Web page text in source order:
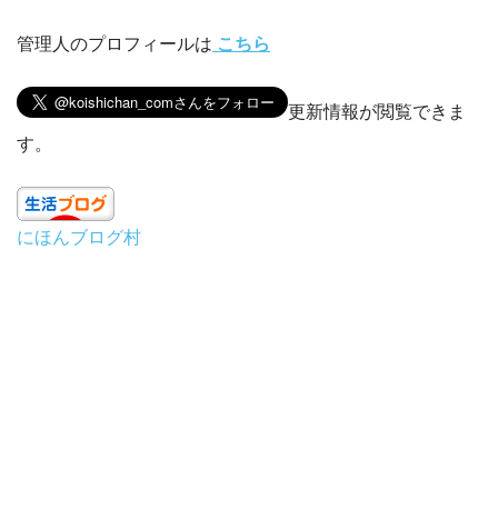
管理人のプロフィールは こちら
更新情報が閲覧できま
す。
にほんブログ村